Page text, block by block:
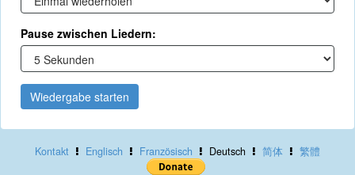
Pause zwischen Liedern:
Wiedergabe starten
Kontakt Englisch Französisch Deutsch 简体 繁體